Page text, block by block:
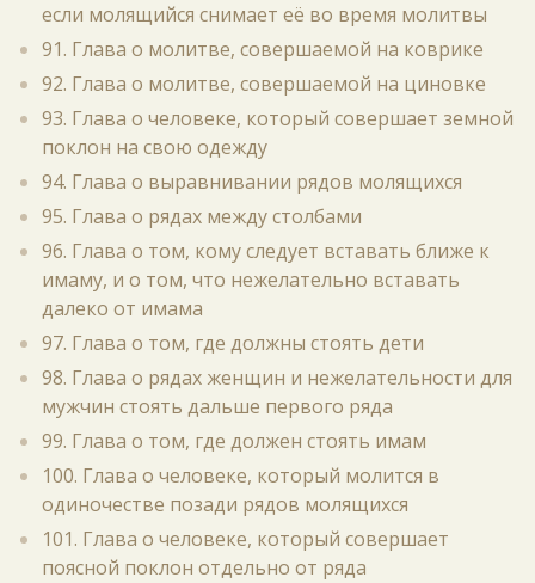
если молящийся снимает её во время молитвы
91. Глава о молитве, совершаемой на коврике
92. Глава о молитве, совершаемой на циновке
93. Глава о человеке, который совершает земной
поклон на свою одежду
94. Глава о выравнивании рядов молящихся
95. Глава о рядах между столбами
96. Глава о том, кому следует вставать ближе к
имаму, и о том, что нежелательно вставать
далеко от имама
97. Глава о том, где должны стоять дети
98. Глава о рядах женщин и нежелательности для
мужчин стоять дальше первого ряда
99. Глава о том, где должен стоять имам
100. Глава о человеке, который молится в
одиночестве позади рядов молящихся
101. Глава о человеке, который совершает
поясной поклон отдельно от ряда